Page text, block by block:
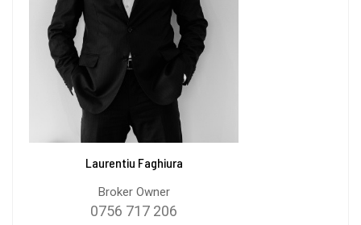
Laurentiu Faghiura
Broker Owner
0756 717 206